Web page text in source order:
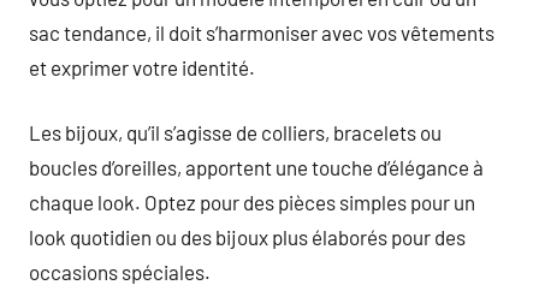
sac tendance, il doit s’harmoniser avec vos vêtements
et exprimer votre identité.
Les bijoux, qu’il s’agisse de colliers, bracelets ou
boucles d’oreilles, apportent une touche d’élégance à
chaque look. Optez pour des pièces simples pour un
look quotidien ou des bijoux plus élaborés pour des
occasions spéciales.